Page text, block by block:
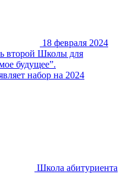
18 февраля 2024
второй Школы для
будущее”.
набор на 2024
Школа абитуриента